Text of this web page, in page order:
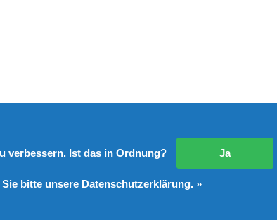
B.V. - Design byWebdinge.nl
verbessern. Ist das in Ordnung? Ja
bitte unsere Datenschutzerklärung. »